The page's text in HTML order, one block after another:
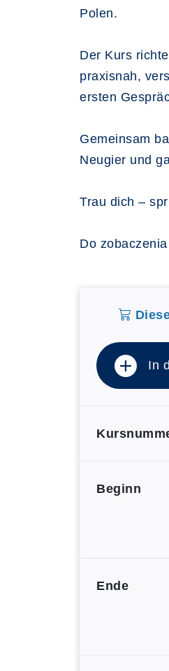
Polen.
Der Kurs
praxisnah,
ersten
Gemeinsam
Neugier und
Trau dich –
Do
In
Beginn
Ende